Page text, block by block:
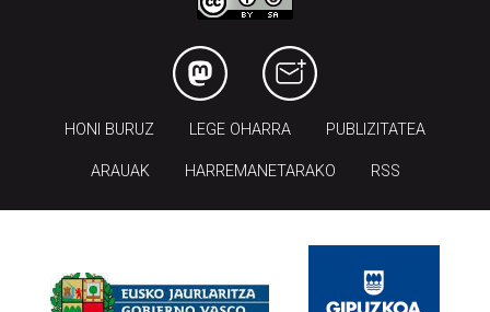
HONI BURUZ LEGE OHARRA PUBLIZITATEA
ARAUAK HARREMANETARAKO RSS